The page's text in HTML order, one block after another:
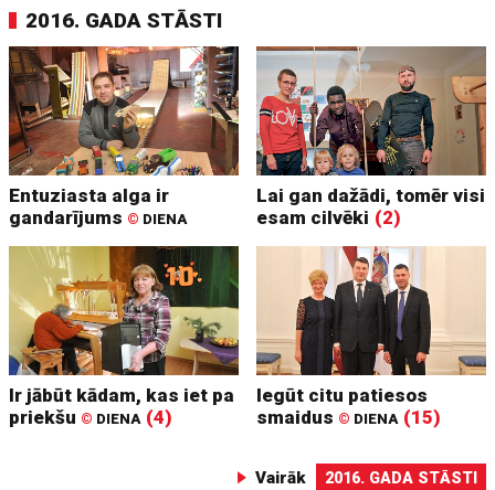
2016. GADA STĀSTI
Entuziasta alga ir
gandarījums © DIENA
Lai gan dažādi, tomēr visi
esam cilvēki (2)
Ir jābūt kādam, kas iet pa
priekšu © DIENA (4)
Iegūt citu patiesos
smaidus © DIENA (15)
Vairāk 2016. GADA STĀSTI